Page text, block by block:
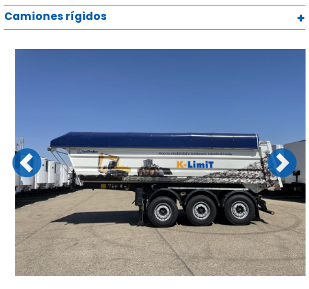
Camiones rígidos
Previous Next